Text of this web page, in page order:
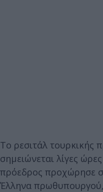
Το ρεσιτάλ τουρκικής
σημειώνεται λίγες
πρόεδρος προχώρησε
Έλληνα πρωθυπουργού,